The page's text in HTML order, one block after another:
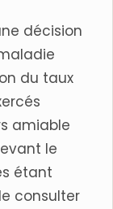
décision
du taux
amiable
le
étant
consulter